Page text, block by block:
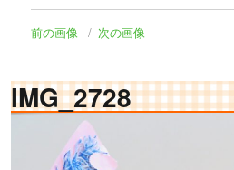
前の画像 次の画像
IMG_2728